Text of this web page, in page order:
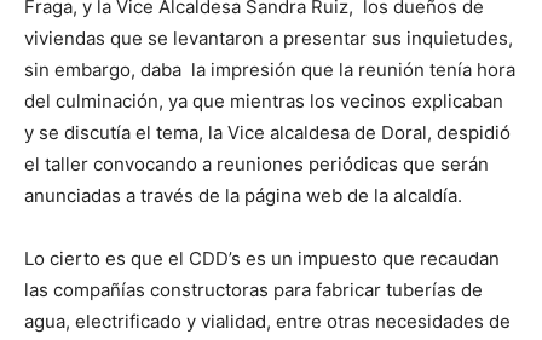
Fraga, y la Vice Alcaldesa Sandra Ruiz, los dueños de
viviendas que se levantaron a presentar sus inquietudes,
sin embargo, daba la impresión que la reunión tenía hora
del culminación, ya que mientras los vecinos explicaban
y se discutía el tema, la Vice alcaldesa de Doral, despidió
el taller convocando a reuniones periódicas que serán
anunciadas a través de la página web de la alcaldía.
Lo cierto es que el CDD’s es un impuesto que recaudan
las compañías constructoras para fabricar tuberías de
agua, electrificado y vialidad, entre otras necesidades de